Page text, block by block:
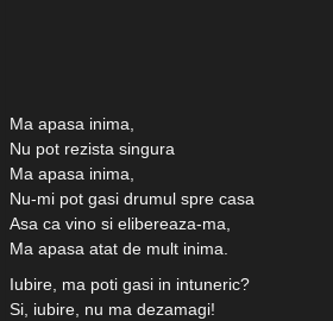
Ma apasa inima,
Nu pot rezista singura
Ma apasa inima,
Nu-mi pot gasi drumul spre casa
Asa ca vino si elibereaza-ma,
Ma apasa atat de mult inima.
Iubire, ma poti gasi in intuneric?
Si, iubire, nu ma dezamagi!